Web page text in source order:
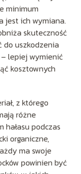
minimum
jest ich wymiana.
skuteczność
do uszkodzenia
lepiej wymienić
kosztownych
z którego
różne
hałasu podczas
organiczne,
ma swoje
powinien być